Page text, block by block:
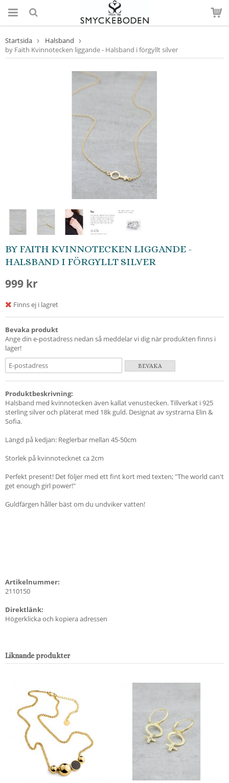
Startsida
Halsband
by Faith Kvinnotecken liggande - Halsband i förgyllt silver
BY FAITH KVINNOTECKEN LIGGANDE -
HALSBAND I FÖRGYLLT SILVER
999 kr
Finns ej i lagret
Bevaka produkt
Ange din e-postadress nedan så meddelar vi dig när produkten finns i
lager!
BEVAKA
Produktbeskrivning:
Halsband med kvinnotecken även kallat venustecken. Tillverkat i 925
sterling silver och pläterat med 18k guld. Designat av systrarna Elin &
Sofia.
Längd på kedjan: Reglerbar mellan 45-50cm
Storlek på kvinnotecknet ca 2cm
Perfekt present! Det följer med ett fint kort med texten; "The world can't
get enough girl power!"
Guldfärgen håller bäst om du undviker vatten!
Artikelnummer:
2110150
Direktlänk:
Högerklicka och kopiera adressen
Liknande produkter